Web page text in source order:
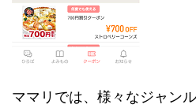
ママリでは、様々なジャン